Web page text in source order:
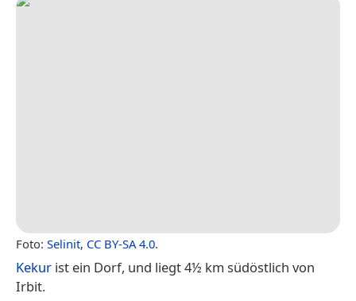
Foto: Selinit, CC BY-SA 4.0.
Kekur ist ein Dorf, und liegt 4½ km südöstlich von
Irbit.